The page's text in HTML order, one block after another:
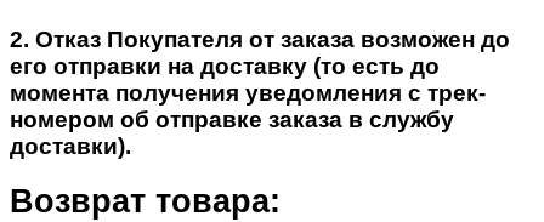
2. Отказ Покупателя от заказа возможен до
его отправки на доставку (то есть до
момента получения уведомления с трек-
номером об отправке заказа в службу
доставки).
Возврат товара: